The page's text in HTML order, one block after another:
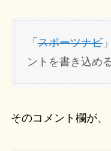
「スポーツナビ
ントを書き込め
そのコメント欄が、